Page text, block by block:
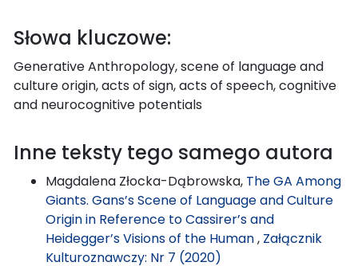
Słowa kluczowe:
Generative Anthropology, scene of language and
culture origin, acts of sign, acts of speech, cognitive
and neurocognitive potentials
Inne teksty tego samego autora
Magdalena Złocka-Dąbrowska, The GA Among
Giants. Gans’s Scene of Language and Culture
Origin in Reference to Cassirer’s and
Heidegger’s Visions of the Human, Załącznik
Kulturoznawczy: Nr 7 (2020)